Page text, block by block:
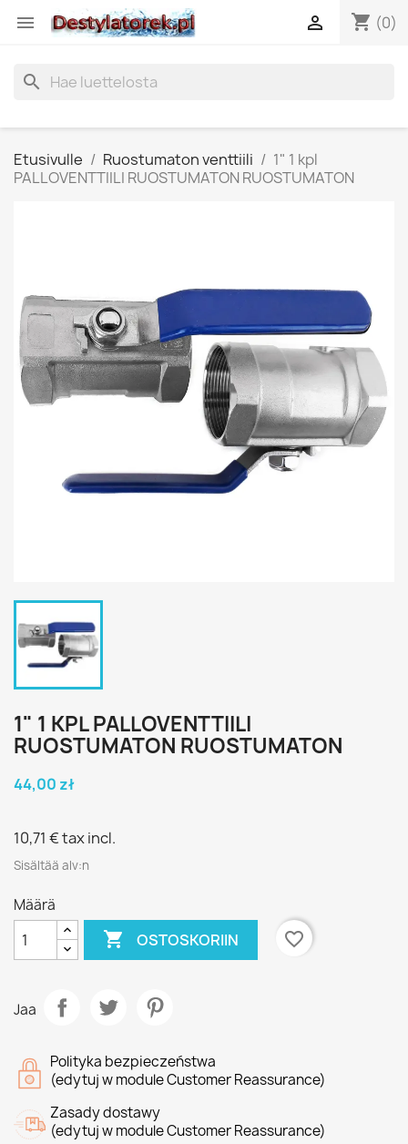
 shopping_cart (0)

search
Etusivulle Ruostumaton venttiili
1" 1 kpl
PALLOVENTTIILI RUOSTUMATON RUOSTUMATON
1" 1 KPL PALLOVENTTIILI
RUOSTUMATON RUOSTUMATON
44,00 zł
10,71 €tax incl.
Sisältää alv:n
Määrä
 OSTOSKORIIN favorite_border
Jaa
Polityka bezpieczeństwa
(edytuj w module Customer Reassurance)
Zasady dostawy
(edytuj w module Customer Reassurance)